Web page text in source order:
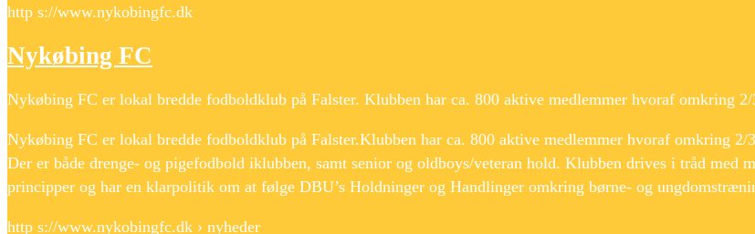
http s://www.nykobingfc.dk
Nykøbing FC
Nykøbing FC er lokal bredde fodboldklub på Falster. Klubben har ca. 800 aktive medlemmer hvoraf omkring
Nykøbing FC er lokal bredde fodboldklub på Falster.Klubben har ca. 800 aktive medlemmer hvoraf omkring 2/
Der er både drenge- og pigefodbold iklubben, samt senior og oldboys/veteran hold. Klubben drives i tråd med
principper og har en klarpolitik om at følge DBU’s Holdninger og Handlinger omkring børne- og
http s://www.nykobingfc.dk › nyheder